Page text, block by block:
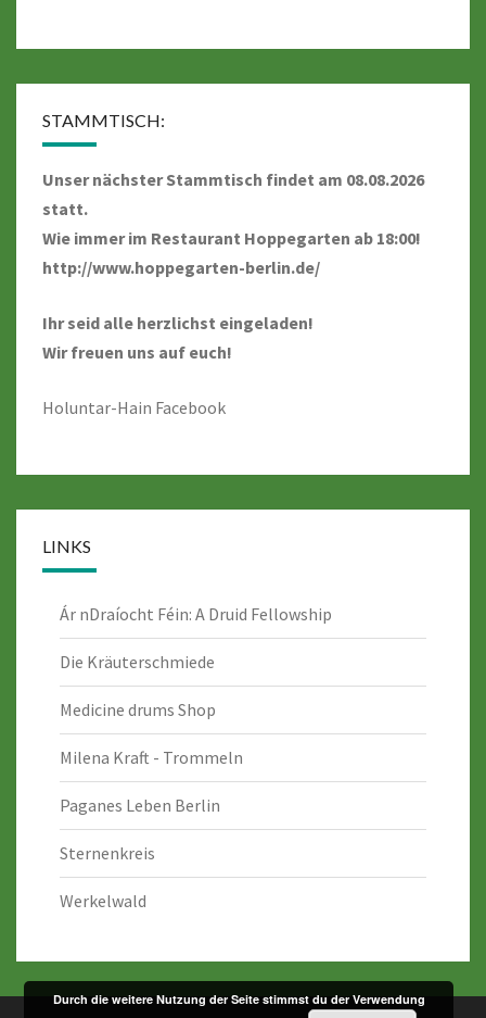
STAMMTISCH:
Unser nächster Stammtisch findet am 08.08.2026
statt.
Wie immer im Restaurant Hoppegarten ab 18:00!
http://www.hoppegarten-berlin.de/
Ihr seid alle herzlichst eingeladen!
Wir freuen uns auf euch!
Holuntar-Hain Facebook
LINKS
Ár nDraíocht Féin: A Druid Fellowship
Die Kräuterschmiede
Medicine drums Shop
Milena Kraft - Trommeln
Paganes Leben Berlin
Sternenkreis
Werkelwald
Durch die weitere Nutzung der Seite stimmst du der Verwendung